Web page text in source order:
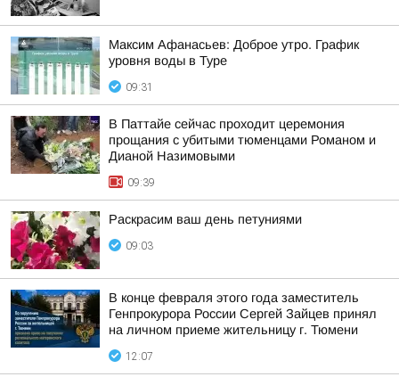
Максим Афанасьев: Доброе утро. График
уровня воды в Туре
09:31
В Паттайе сейчас проходит церемония
прощания с убитыми тюменцами Романом и
Дианой Назимовыми
09:39
Раскрасим ваш день петуниями
09:03
В конце февраля этого года заместитель
Генпрокурора России Сергей Зайцев принял
на личном приеме жительницу г. Тюмени
12:07